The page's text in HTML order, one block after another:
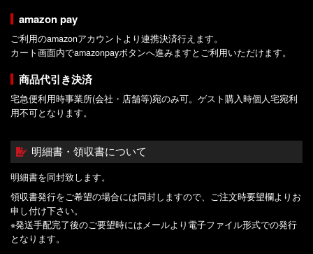
amazon pay
ご利用のamazonアカウントより連携決済行えます。
カート画面内でamazonpayボタンへ進みますとご利用いただけます。
商品代引き決済
宅急便利用時事業所(会社・店舗等)宛のみ可。ゲスト購入時個人宅宛利
用不可となります。
明細書・領収書について
明細書を同封致します。
領収書発行をご希望の場合には同封しますので、ご注文時要望欄よりお
申し付け下さい。
※発送手配完了後のご要望時にはメールより電子ファイル形式での発行
となります。